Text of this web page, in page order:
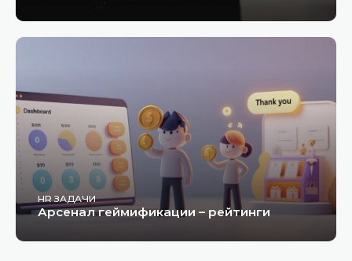
HR ЗАДАЧИ
Арсенал геймификации – рейтинги